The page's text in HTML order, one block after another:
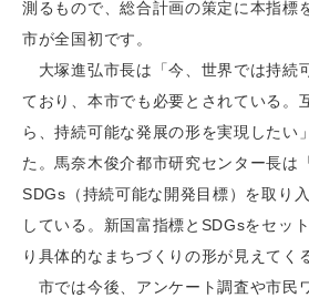
測るもので、総合計画の策定に本指標
市が全国初です。
大塚進弘市長は「今、世界では持続
ており、本市でも必要とされている。
ら、持続可能な発展の形を実現したい
た。馬奈木俊介都市研究センター長は
SDGs（持続可能な開発目標）を取り
している。新国富指標とSDGsをセッ
り具体的なまちづくりの形が見えてく
市では今後、アンケート調査や市民